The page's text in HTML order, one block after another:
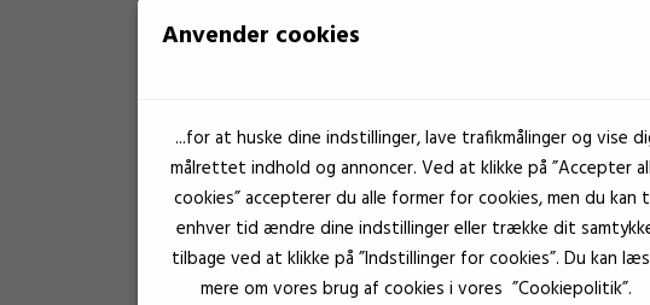
Hent
Download Teknisk information
Anvender cookies
...for at huske dine indstillinger, lave trafikmålinger og vise
målrettet indhold og annoncer. Ved at klikke på ”Accepter
cookies” accepterer du alle former for cookies, men du kan
enhver tid ændre dine indstillinger eller trække dit
tilbage ved at klikke på ”Indstillinger for cookies”. Du kan
mere om vores brug af cookies i vores ”Cookiepolitik”.